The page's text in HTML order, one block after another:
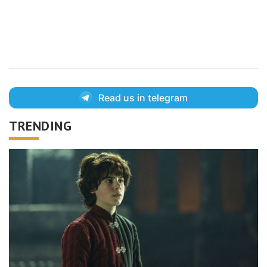
Read us in telegram
TRENDING